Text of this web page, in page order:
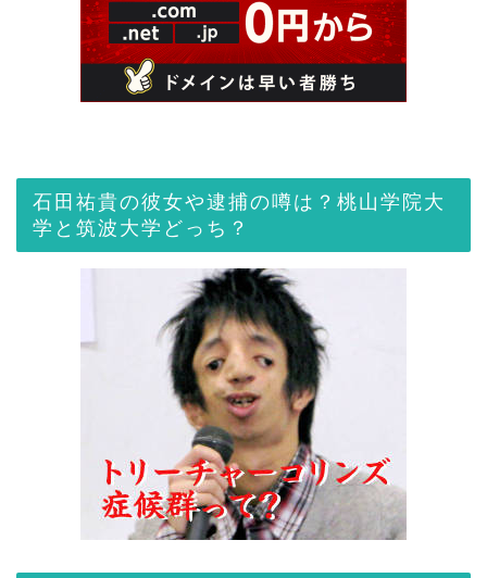
石田祐貴の彼女や逮捕の噂は？桃山学院大
学と筑波大学どっち？